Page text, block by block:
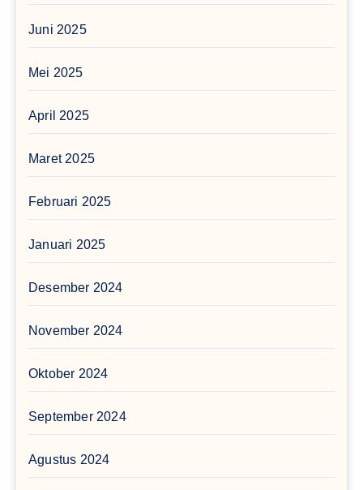
Juni 2025
Mei 2025
April 2025
Maret 2025
Februari 2025
Januari 2025
Desember 2024
November 2024
Oktober 2024
September 2024
Agustus 2024